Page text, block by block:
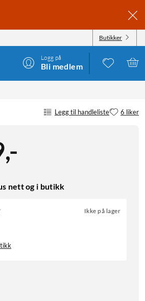
Butikker
Logg på
Bli medlem
Legg til handleliste 6 liker
,-
nett og i butikk
Ikke på lager